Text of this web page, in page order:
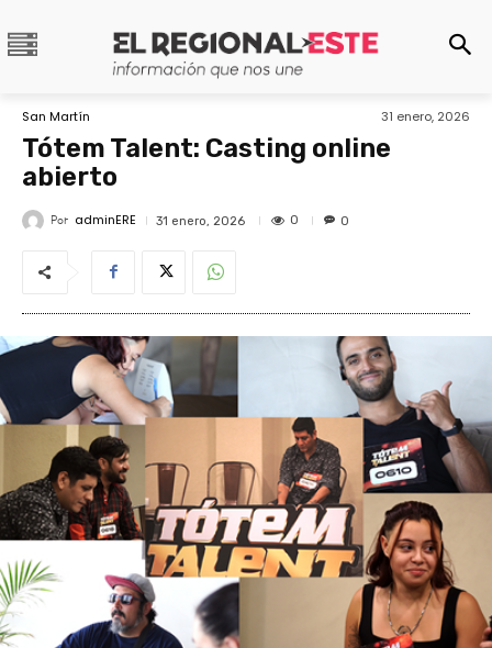
San Martín 31 enero, 2026
Tótem Talent: Casting online
abierto
Por adminERE 31 enero, 2026 0 0